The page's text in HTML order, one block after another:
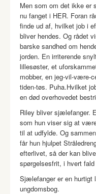
Men som om det ikke er
nu fanget i HER. Foran
finde ud af, hvilket job i
bliver hendes. Og rådet
barske sandhed om
jorden. En irriterende
lillesøster, et
mobber, en jeg-vil-være-
tiden-tøs. Puha.Hvilket
en død overhovedet
Riley bliver sjælefanger.
som hun viser sig at
til at udfylde. Og
får hun hjulpet
efterlivet, så der kan blive
spørgelsesfrit, i hvert
Sjælefanger er en
ungdomsbog.